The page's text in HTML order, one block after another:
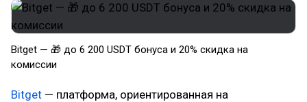
Bitget — 🎁 до 6 200 USDT бонуса и 20% скидка на
комиссии
Bitget — платформа, ориентированная на